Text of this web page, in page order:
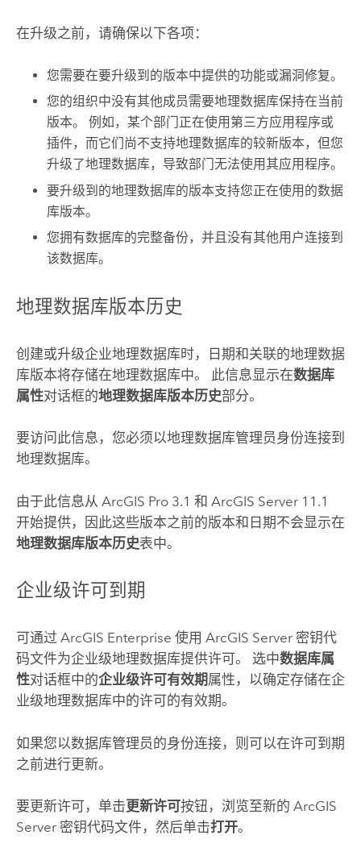
在升级之前，请确保以下各项：
您需要在要升级到的版本中提供的功能或漏洞修复。
您的组织中没有其他成员需要地理数据库保持在当前
版本。 例如，某个部门正在使用第三方应用程序或
插件，而它们尚不支持地理数据库的较新版本，但您
升级了地理数据库，导致部门无法使用其应用程序。
要升级到的地理数据库的版本支持您正在使用的数据
库版本。
您拥有数据库的完整备份，并且没有其他用户连接到
该数据库。
地理数据库版本历史
创建或升级企业地理数据库时，日期和关联的地理数据
库版本将存储在地理数据库中。 此信息显示在数据库
属性对话框的地理数据库版本历史部分。
要访问此信息，您必须以地理数据库管理员身份连接到
地理数据库。
由于此信息从 ArcGIS Pro3.1 和 ArcGIS Server11.1
开始提供，因此这些版本之前的版本和日期不会显示在
地理数据库版本历史表中。
企业级许可到期
可通过 ArcGIS Enterprise 使用 ArcGIS Server密钥代
码文件为企业级地理数据库提供许可。 选中数据库属
性对话框中的企业级许可有效期属性，以确定存储在企
业级地理数据库中的许可的有效期。
如果您以数据库管理员的身份连接，则可以在许可到期
之前进行更新。
要更新许可，单击更新许可按钮，浏览至新的 ArcGIS
Server密钥代码文件，然后单击打开。